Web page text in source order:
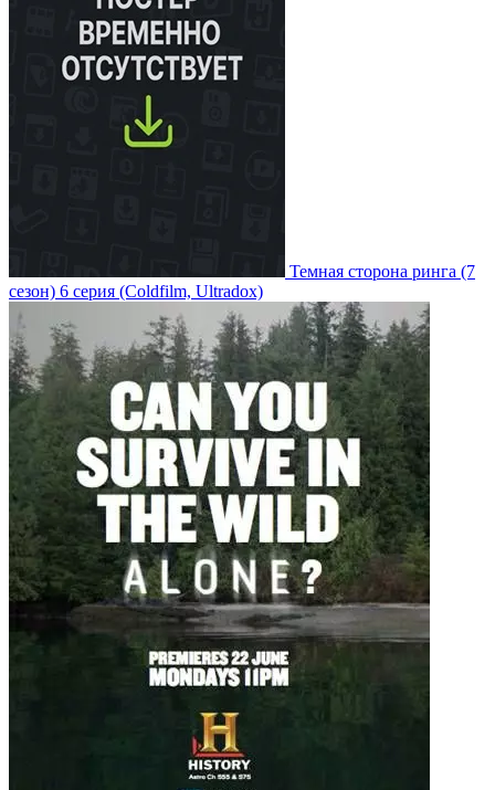
Темная сторона ринга (7
сезон) 6 серия (Coldfilm, Ultradox)